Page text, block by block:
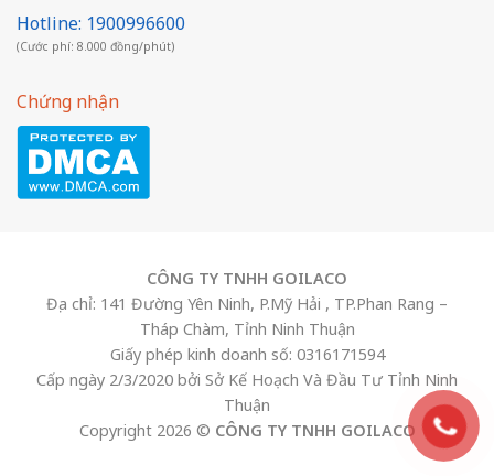
Hotline: 1900996600
(Cước phí: 8.000 đồng/phút)
Chứng nhận
CÔNG TY TNHH GOILACO
Địa chỉ: 141 Đường Yên Ninh, P.Mỹ Hải , TP.Phan Rang –
Tháp Chàm, Tỉnh Ninh Thuận
Giấy phép kinh doanh số: 0316171594
Cấp ngày 2/3/2020 bởi Sở Kế Hoạch Và Đầu Tư Tỉnh Ninh
Thuận
Copyright 2026 © CÔNG TY TNHH GOILACO